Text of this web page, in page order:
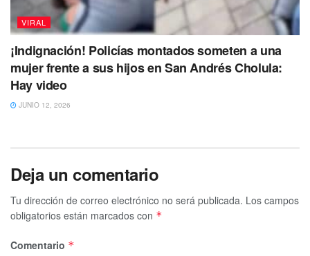
VIRAL
¡Indignación! Policías montados someten a una
mujer frente a sus hijos en San Andrés Cholula:
Hay video
JUNIO 12, 2026
Deja un comentario
Tu dirección de correo electrónico no será publicada. Los campos
obligatorios están marcados con *
Comentario *